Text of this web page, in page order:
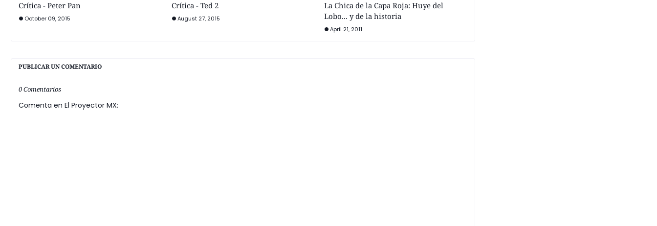
Crítica - Peter Pan
October 09, 2015
Crítica - Ted 2
August 27, 2015
La Chica de la Capa Roja: Huye del
Lobo... y de la historia
April 21, 2011
PUBLICAR UN COMENTARIO
0 Comentarios
Comenta en El Proyector MX: